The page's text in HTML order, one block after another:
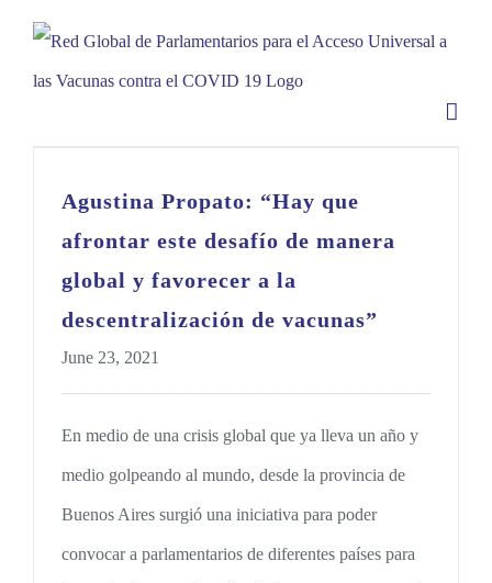
Agustina Propato: “Hay que
afrontar este desafío de manera
global y favorecer a la
descentralización de vacunas”
June 23, 2021
En medio de una crisis global que ya lleva un año y
medio golpeando al mundo, desde la provincia de
Buenos Aires surgió una iniciativa para poder
convocar a parlamentarios de diferentes países para